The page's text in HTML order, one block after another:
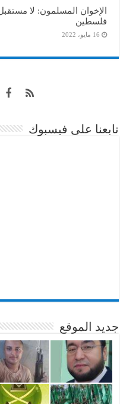
الإخوان المسلمون: لا
فلسطين
16 مايو، 2022
تابعنا على فيسبوك
جديد الموقع